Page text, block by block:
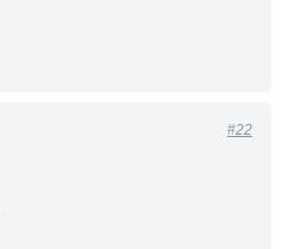
#22